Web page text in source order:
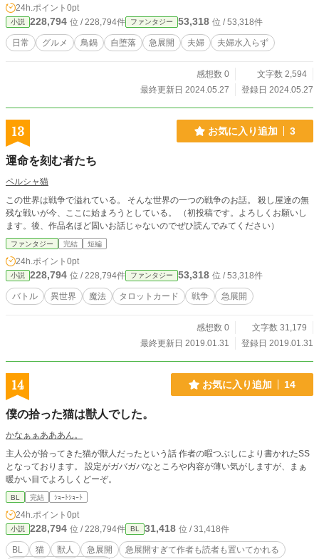
24h.ポイント 0pt
小説 228,794 位 / 228,794件 ファンタジー 53,318 位 / 53,318件
日常 グルメ 鳥鍋 自堕落 急展開 夫婦 夫婦水入らず
感想数 0
文字数 2,594
最終更新日 2024.05.27
登録日 2024.05.27
13 お気に入り追加 3
運命を刻む者たち
ペルシャ猫
この世界は戦争で溢れている。 そんな世界の一つの戦争のお話。 殺し屋達の無
残な戦いが今、ここに始まろうとしている。 （初投稿です。よろしくお願いし
ます。後、作品名ほど固いお話じゃないのでぜひ読んでみてください）
ファンタジー 完結 短編
24h.ポイント 0pt
小説 228,794 位 / 228,794件 ファンタジー 53,318 位 / 53,318件
バトル 異世界 魔法 タロットカード 戦争 急展開
感想数 0
文字数 31,179
最終更新日 2019.01.31
登録日 2019.01.31
14 お気に入り追加 14
僕の拾った猫は獣人でした。
かなぁぁあああん。
主人公が拾ってきた猫が獣人だったという話 作者の暇つぶしにより書かれたSS
となっております。 設定がガバガバなところや内容が薄い気がしますが、まぁ
暖かい目でよろしくどーぞ。
BL 完結 ｼｮｰﾄｼｮｰﾄ
24h.ポイント 0pt
小説 228,794 位 / 228,794件 BL 31,418 位 / 31,418件
BL 猫 獣人 急展開
急展開すぎて作者も読者も置いてかれる